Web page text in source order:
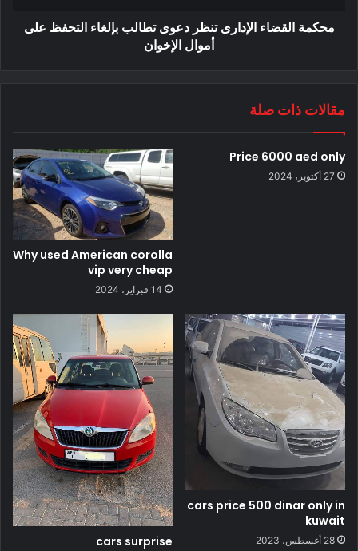
محكمة القضاء الإدارى تنظر دعوى تطالب بإلغاء التحفظ على
أموال الإخوان
مقالات ذات صلة
Price 6000 aed only
27 أكتوبر، 2024
Why used American corolla
vip very cheap
14 فبراير، 2024
cars price 500 dinar only in
kuwait
28 أغسطس، 2023 cars surprise